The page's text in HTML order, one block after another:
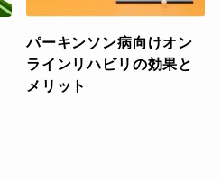
パーキンソン病向けオン
ラインリハビリの効果と
メリット